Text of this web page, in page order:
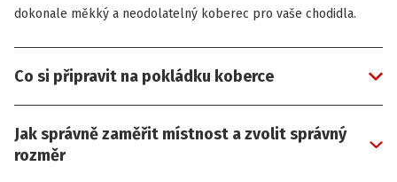
dokonale měkký a neodolatelný koberec pro vaše chodidla.
Co si připravit na pokládku koberce
Jak správně zaměřit místnost a zvolit správný
rozměr